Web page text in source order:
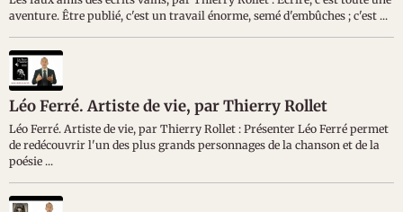
aventure. Être publié, c'est un travail énorme, semé d'embûches ; c'est ...
Léo Ferré. Artiste de vie, par Thierry Rollet
Léo Ferré. Artiste de vie, par Thierry Rollet : Présenter Léo Ferré permet
de redécouvrir l'un des plus grands personnages de la chanson et de la
poésie ...